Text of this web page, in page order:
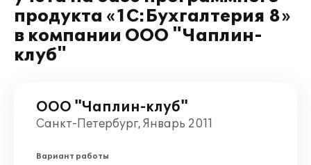
продукта «1C:Бухгалтерия 8»
в компании ООО "Чаплин-
клуб"
ООО "Чаплин-клуб"
Санкт-Петербург, Январь 2011
Вариант работы